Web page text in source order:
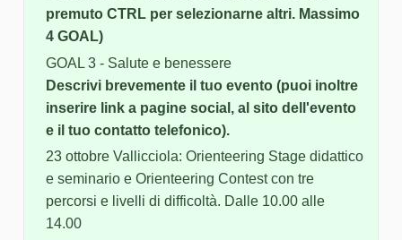
premuto CTRL per selezionarne altri. Massimo
4 GOAL)
GOAL 3 - Salute e benessere
Descrivi brevemente il tuo evento (puoi inoltre
inserire link a pagine social, al sito dell'evento
e il tuo contatto telefonico).
23 ottobre Vallicciola: Orienteering Stage didattico
e seminario e Orienteering Contest con tre
percorsi e livelli di difficoltà. Dalle 10.00 alle
14.00